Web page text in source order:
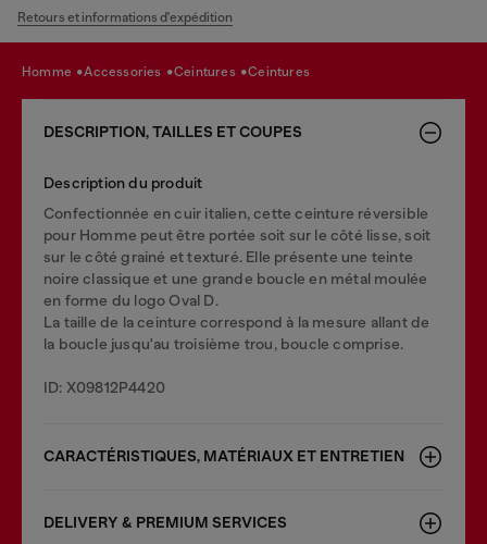
Retours et informations d'expédition
homme accessories ceintures ceintures
DESCRIPTION, TAILLES ET COUPES
Description du produit
Confectionnée en cuir italien, cette ceinture réversible
pour Homme peut être portée soit sur le côté lisse, soit
sur le côté grainé et texturé. Elle présente une teinte
noire classique et une grande boucle en métal moulée
en forme du logo Oval D.
La taille de la ceinture correspond à la mesure allant de
la boucle jusqu'au troisième trou, boucle comprise.
ID: X09812P4420
CARACTÉRISTIQUES, MATÉRIAUX ET ENTRETIEN
DELIVERY & PREMIUM SERVICES